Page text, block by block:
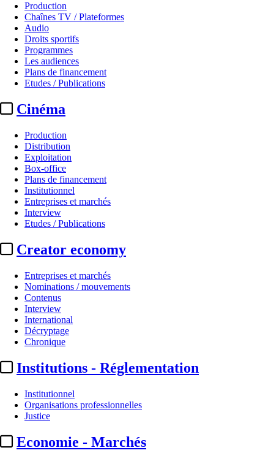
Production
Chaînes TV / Plateformes
Audio
Droits sportifs
Programmes
Les audiences
Plans de financement
Etudes / Publications
Cinéma
Production
Distribution
Exploitation
Box-office
Plans de financement
Institutionnel
Entreprises et marchés
Interview
Etudes / Publications
Creator economy
Entreprises et marchés
Nominations / mouvements
Contenus
Interview
International
Décryptage
Chronique
Institutions - Réglementation
Institutionnel
Organisations professionnelles
Justice
Economie - Marchés
Décryptage
ZQSD Productions :
Par
Salomé Hembert